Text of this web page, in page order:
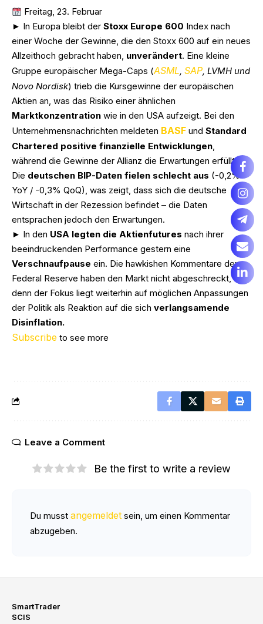
Freitag, 23. Februar
► In Europa bleibt der Stoxx Europe 600 Index nach
einer Woche der Gewinne, die den Stoxx 600 auf ein neues
Allzeithoch gebracht haben, unverändert. Eine kleine
Gruppe europäischer Mega-Caps (ASML, SAP, LVMH und
Novo Nordisk) trieb die Kursgewinne der europäischen
Aktien an, was das Risiko einer ähnlichen
Marktkonzentration wie in den USA aufzeigt. Bei den
Unternehmensnachrichten meldeten BASF und Standard
Chartered positive finanzielle Entwicklungen,
während die Gewinne der Allianz die Erwartungen erfüllten.
Die deutschen BIP-Daten fielen schlecht aus (-0,2%
YoY / -0,3% QoQ), was zeigt, dass sich die deutsche
Wirtschaft in der Rezession befindet – die Daten
entsprachen jedoch den Erwartungen.
► In den USA legten die Aktienfutures nach ihrer
beeindruckenden Performance gestern eine
Verschnaufpause ein. Die hawkishen Kommentare der
Federal Reserve haben den Markt nicht abgeschreckt,
denn der Fokus liegt weiterhin auf möglichen Anpassungen
der Politik als Reaktion auf die sich verlangsamende
Disinflation.
Subscribe to see more
Leave a Comment
Be the first to write a review
Du musst angemeldet sein, um einen Kommentar
abzugeben.
SmartTrader
SCIS